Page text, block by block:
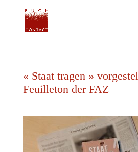
« Staat tragen »
Feuilleton der FAZ